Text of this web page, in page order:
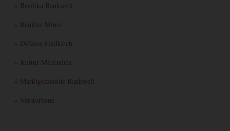
» Basilika Rankweil
» Rankler Minis
» Diözese Feldkirch
» Kultur Mittendrin
» Marktgemeinde Rankweil
» Verstorbene